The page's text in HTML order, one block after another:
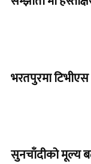
भरतपुरमा
सुनचाँदीको मूल्य